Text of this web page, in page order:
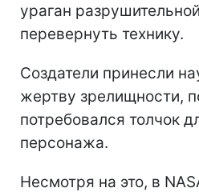
ураган
перевернуть технику.
Создатели принесли
жертву зрелищности,
потребовался толчок
персонажа.
Несмотря на это, в